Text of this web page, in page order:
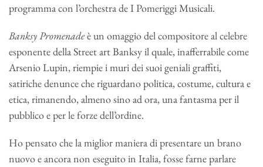
programma con l’orchestra de I Pomeriggi Musicali.
Banksy Promenadeè un omaggio del compositore al celebre
esponente della Street art Banksy il quale, inafferrabile come
Arsenio Lupin, riempie i muri dei suoi geniali graffiti,
satiriche denunce che riguardano politica, costume, cultura e
etica, rimanendo, almeno sino ad ora, una fantasma per il
pubblico e per le forze dell’ordine.
Ho pensato che la miglior maniera di presentare un brano
nuovo e ancora non eseguito in Italia, fosse farne parlare